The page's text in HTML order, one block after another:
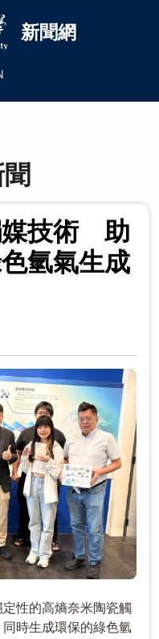
新聞網
媒技術 助
氫氣生成
性的高熵奈米陶瓷觸
時生成環保的綠色氫